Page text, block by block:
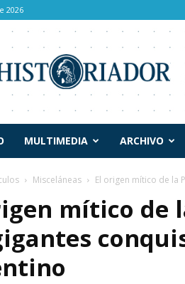
2026
MULTIMEDIA ARCHIVO
Misceláneas El origen mítico de la
mítico de